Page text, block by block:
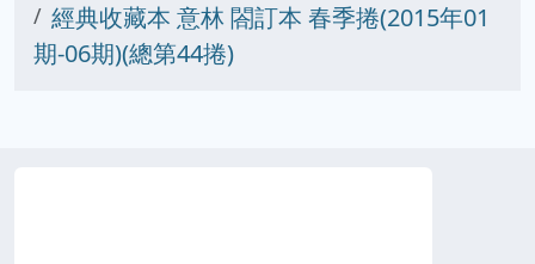
經典收藏本 意林 閤訂本 春季捲(2015年01
期-06期)(總第44捲)